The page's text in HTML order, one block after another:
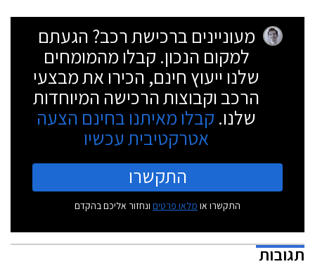
מעוניינים ברכישת רכב? הגעתם
למקום הנכון. קבלו מהמומחים
שלנו ייעוץ חינם, הכירו את מבצעי
הרכב וקבוצות הרכישה המיוחדות
שלנו. קבלו מאיתנו בחינם הצעה
אטרקטיבית עכשיו
התקשרו
התקשרו או מלאו פרטים ונחזור אליכם בהקדם
תגובות